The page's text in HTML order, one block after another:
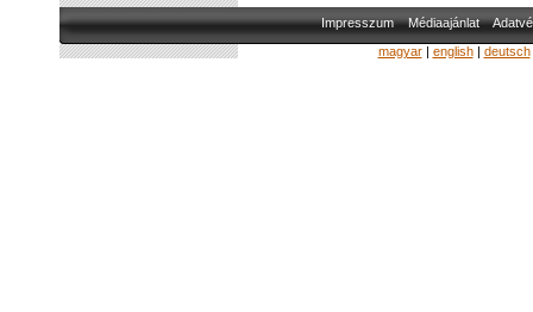
Impresszum Médiaajánlat
magyar| english| deutsch